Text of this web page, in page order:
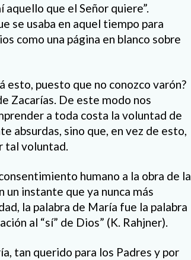
que el Señor quiere”.
se usaba en aquel tiempo para
como una página en blanco sobre
esto, puesto que no conozco varón?
Zacarías. De este modo nos
a toda costa la voluntad de
absurdas, sino que, en vez de esto,
tal voluntad.
humano a la obra de la
instante que ya nunca más
la palabra de María fue la palabra
al “sí” de Dios” (K. Rahjner).
tan querido para los Padres y por